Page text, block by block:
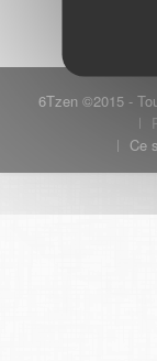
6Tzen ©2015 -
Ce